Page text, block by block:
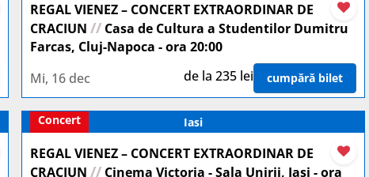
REGAL VIENEZ – CONCERT EXTRAORDINAR DE
CRACIUN // Casa de Cultura a Studentilor Dumitru
Farcas, Cluj-Napoca - ora 20:00
Mi, 16 dec
de la 235 lei cumpără bilet
Iasi
Concert
REGAL VIENEZ – CONCERT EXTRAORDINAR DE
CRACIUN // Cinema Victoria - Sala Unirii, Iasi - ora